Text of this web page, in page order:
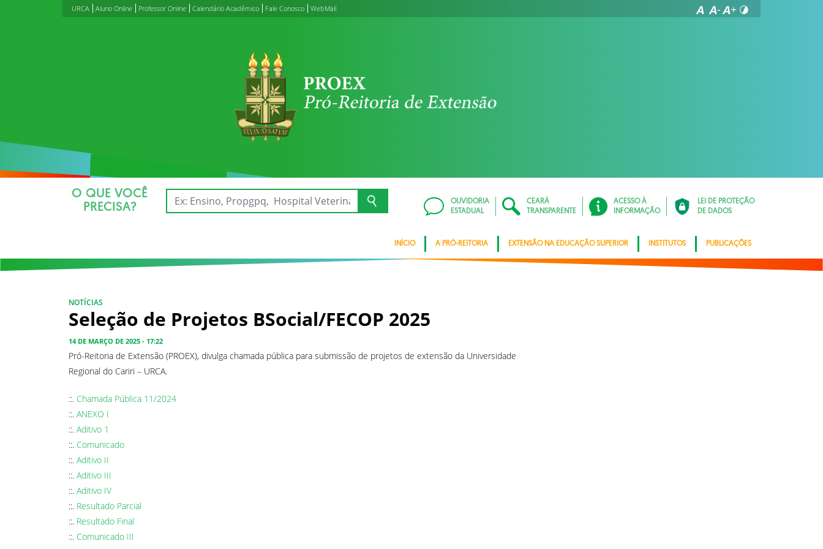
URCA Aluno Online Professor Online Calendário Acadêmico Fale Conosco WebMail
O QUE VOCÊ
PRECISA?
OUVIDORIA
ESTADUAL
CEARÁ
TRANSPARENTE
ACESSO À
INFORMAÇÃO
LEI DE PROTEÇÃO
DE DADOS
INÍCIO A PRÓ-REITORIA EXTENSÃO NA EDUCAÇÃO SUPERIOR INSTITUTOS PUBLICAÇÕES
NOTÍCIAS
Seleção de Projetos BSocial/FECOP 2025
14 DE MARÇO DE 2025 - 17:22
Pró-Reitoria de Extensão (PROEX), divulga chamada pública para submissão de projetos de extensão da Universidade
Regional do Cariri – URCA.
::. Chamada Pública 11/2024
::. ANEXO I
::. Aditivo 1
::. Comunicado
::. Aditivo II
::. Aditivo III
::.Aditivo IV
::. Resultado Parcial
::. Resultado Final
::. Comunicado III